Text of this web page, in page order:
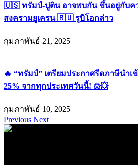
🇺🇸 ทรัมป์-ปูติน อาจพบกัน ขึ้นอยู่กับค
สงครามยูเครน 🇷🇺 รูบิโอกล่าว
กุมภาพันธ์ 21, 2025
🔥 “ทรัมป์” เตรียมประกาศรีดภาษีนำเ
25% จากทุกประเทศวันนี้! ⚖️💥
กุมภาพันธ์ 10, 2025
Previous Next